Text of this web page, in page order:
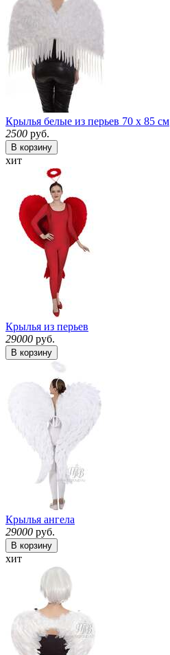
Крылья белые из перьев 70 х 85 см
2500 руб.
В корзину
хит
Крылья из перьев
29000 руб.
В корзину
Крылья ангела
29000 руб.
В корзину
хит